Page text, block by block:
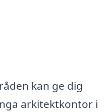
kan ge dig
arkitektkontor i